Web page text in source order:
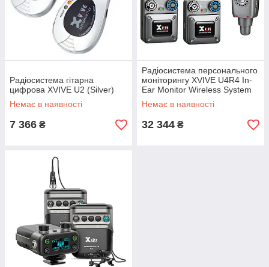
Радіосистема гітарна
цифрова XVIVE U2 (Silver)
Немає в наявності
7 366 ₴
Радіосистема персонального
моніторингу XVIVE U4R4 In-
Ear Monitor Wireless System
(Grey)
Немає в наявності
32 344 ₴